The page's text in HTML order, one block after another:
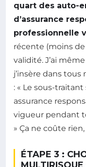
quart des auto-
d’assurance
professionnelle
récente (moins
validité. J’ai
j’insère dans
: « Le sous-
assurance
vigueur pendant
» Ça ne coûte
ÉTAPE 3 :